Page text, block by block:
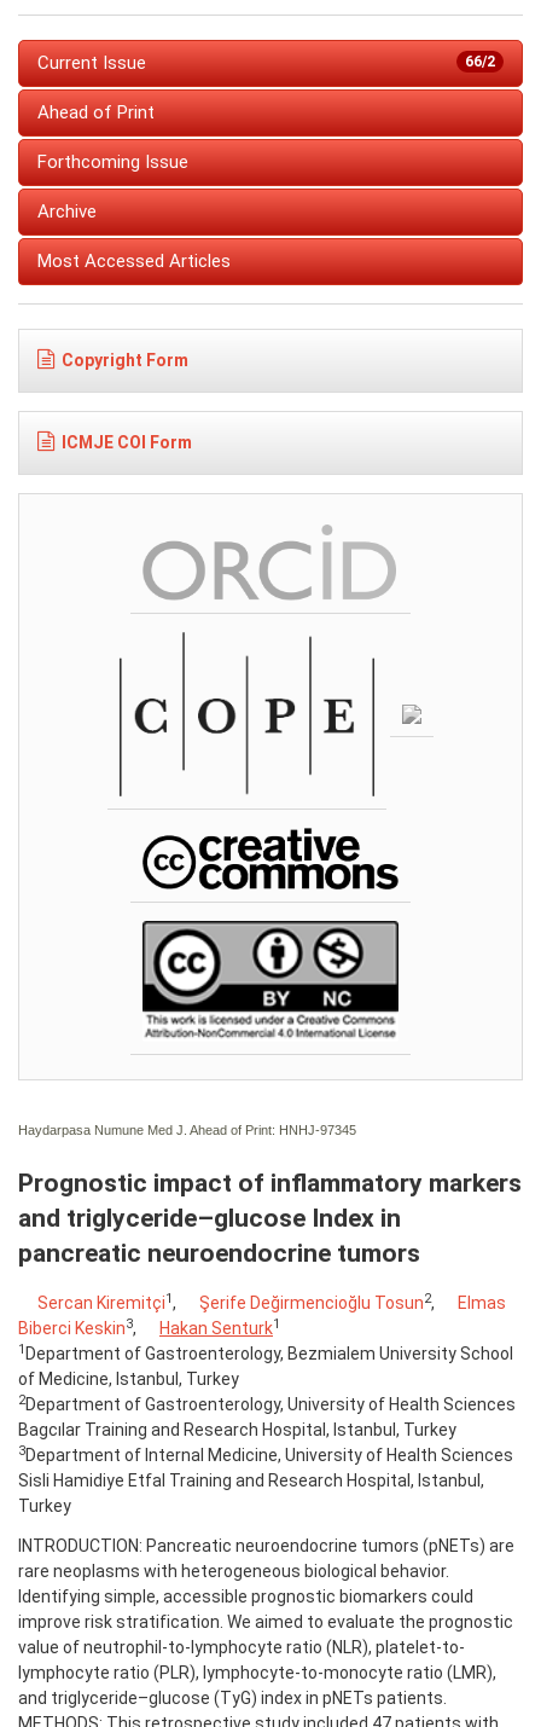
66/2
Current Issue
Ahead of Print
Forthcoming Issue
Archive
Most Accessed Articles
Copyright Form
ICMJE COI Form
Haydarpasa Numune Med J. Ahead of Print: HNHJ-97345
Prognostic impact of inflammatory markers
and triglyceride–glucose Index in
pancreatic neuroendocrine tumors
Sercan Kiremitçi1, Şerife Değirmencioğlu Tosun2,
Elmas
Biberci Keskin3, Hakan Senturk1
1 Department of Gastroenterology, Bezmialem University School
of Medicine, Istanbul, Turkey
2Department of Gastroenterology, University of Health Sciences
Bagcılar Training and Research Hospital, Istanbul, Turkey
3Department of Internal Medicine, University of Health Sciences
Sisli Hamidiye Etfal Training and Research Hospital, Istanbul,
Turkey
INTRODUCTION: Pancreatic neuroendocrine tumors (pNETs) are
rare neoplasms with heterogeneous biological behavior.
Identifying simple, accessible prognostic biomarkers could
improve risk stratification. We aimed to evaluate the prognostic
value of neutrophil-to-lymphocyte ratio (NLR), platelet-to-
lymphocyte ratio (PLR), lymphocyte-to-monocyte ratio (LMR),
and triglyceride–glucose (TyG) index in pNETs patients.